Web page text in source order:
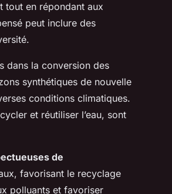
tout en répondant aux
peut inclure des
dans la conversion des
synthétiques de nouvelle
conditions climatiques.
et réutiliser l’eau, sont
de
favorisant le recyclage
polluants et favoriser